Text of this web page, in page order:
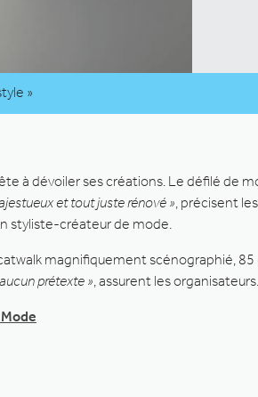
»
à dévoiler ses créations. Le défilé de
et tout juste rénové », précisent
styliste-créateur de mode.
magnifiquement scénographié,
prétexte », assurent les organisateurs.